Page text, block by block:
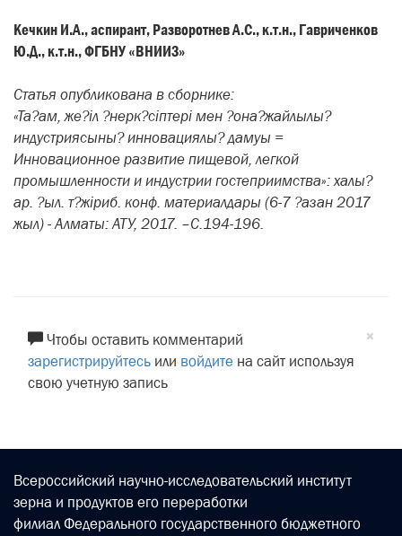
Кечкин И.А., аспирант, Разворотнев А.С., к.т.н., Гавриченков
Ю.Д., к.т.н., ФГБНУ «ВНИИЗ»
Статья опубликована в сборнике:
«Та?ам, же?іл ?нерк?сіптері мен ?она?жайлылы?
индустриясыны? инновациялы? дамуы =
Инновационное развитие пищевой, легкой
промышленности и индустрии гостеприимства»: халы?
ар. ?ыл. т?жіриб. конф. материалдары (6-7 ?азан 2017
жыл) - Алматы: АТУ, 2017. –С.194-196.
×
Чтобы оставить комментарий
зарегистрируйтесь или войдите на сайт используя
свою учетную запись
Всероссийский научно-исследовательский институт
зерна и продуктов его переработки
филиал Федерального государственного бюджетного